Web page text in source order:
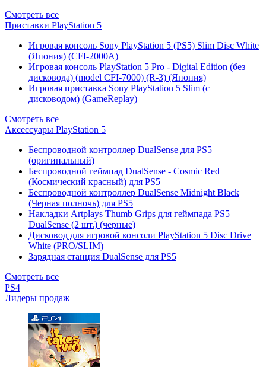
Смотреть все
Приставки PlayStation 5
Игровая консоль Sony PlayStation 5 (PS5) Slim Disc White
(Япония) (CFI-2000A)
Игровая консоль PlayStation 5 Pro - Digital Edition (без
дисковода) (model CFI-7000) (R-3) (Япония)
Игровая приставка Sony PlayStation 5 Slim (с
дисководом) (GameReplay)
Смотреть все
Аксессуары PlayStation 5
Беспроводной контроллер DualSense для PS5
(оригинальный)
Беспроводной геймпад DualSense - Cosmic Red
(Космический красный) для PS5
Беспроводной контроллер DualSense Midnight Black
(Черная полночь) для PS5
Накладки Artplays Thumb Grips для геймпада PS5
DualSense (2 шт.) (черные)
Дисковод для игровой консоли PlayStation 5 Disc Drive
White (PRO/SLIM)
Зарядная станция DualSense для PS5
Смотреть все
PS4
Лидеры продаж